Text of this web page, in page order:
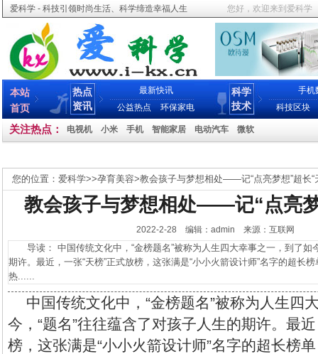
爱科学 - 科技引领时尚生活、科学缔造幸福人生 您好，欢迎来到爱科学
本站
首页
热点
资讯
最新快讯
公益热点
环保家电
科学
技术
手机
科技区块
关注热点： 电视机 小米 手机 智能家居 电动汽车 微软
您的位置： 爱科学>>孕育美容>教会孩子与梦想相处——记“点亮梦想”超长“
教会孩子与梦想相处——记“点亮
2022-2-28 编辑：admin 来源：互联网
导读： 中国传统文化中，“金榜题名”被称为人生四大幸事之一，到了如
期许。最近，一张“天榜”正式放榜，这张满是“小小火箭设计师”名字的超长
热......
中国传统文化中，“金榜题名”被称为人生四
今，“题名”往往蕴含了对孩子人生的期许。最
榜，这张满是“小小火箭设计师”名字的超长榜